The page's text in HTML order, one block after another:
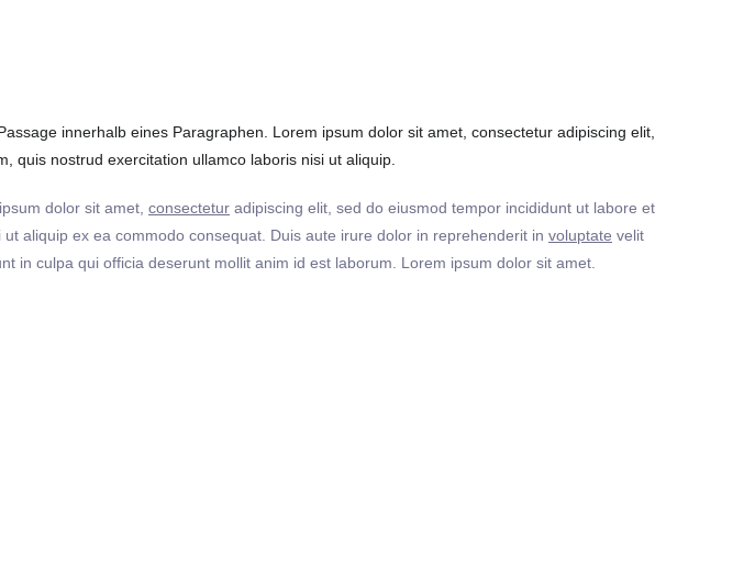
innerhalb eines Paragraphen. Lorem ipsum dolor sit amet, consectetur adipiscing elit,
quis nostrud exercitation ullamco laboris nisi ut aliquip.
dolor sit amet, consectetur adipiscing elit, sed do eiusmod tempor incididunt ut labore et
aliquip ex ea commodo consequat. Duis aute irure dolor in reprehenderit in voluptate velit
in culpa qui officia deserunt mollit anim id est laborum. Lorem ipsum dolor sit amet.